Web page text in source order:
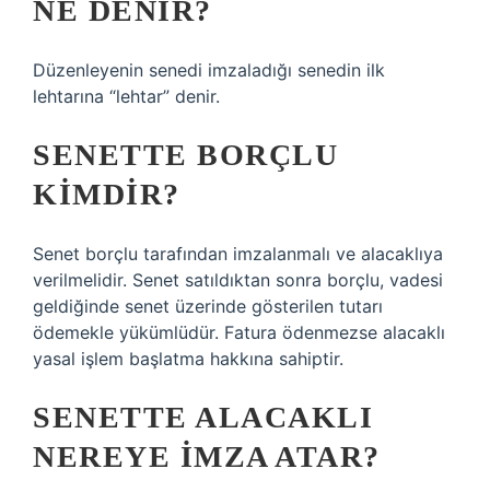
NE DENIR?
Düzenleyenin senedi imzaladığı senedin ilk
lehtarına “lehtar” denir.
SENETTE BORÇLU
KIMDIR?
Senet borçlu tarafından imzalanmalı ve alacaklıya
verilmelidir. Senet satıldıktan sonra borçlu, vadesi
geldiğinde senet üzerinde gösterilen tutarı
ödemekle yükümlüdür. Fatura ödenmezse alacaklı
yasal işlem başlatma hakkına sahiptir.
SENETTE ALACAKLI
NEREYE IMZA ATAR?